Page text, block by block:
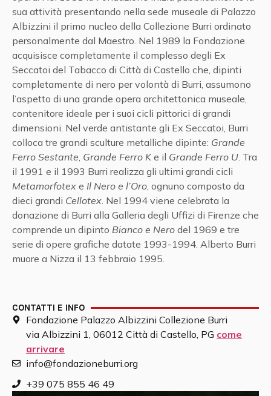
sua attività presentando nella sede museale di Palazzo
Albizzini il primo nucleo della Collezione Burri ordinato
personalmente dal Maestro. Nel 1989 la Fondazione
acquisisce completamente il complesso degli Ex
Seccatoi del Tabacco di Città di Castello che, dipinti
completamente di nero per volontà di Burri, assumono
l’aspetto di una grande opera architettonica museale,
contenitore ideale per i suoi cicli pittorici di grandi
dimensioni. Nel verde antistante gli Ex Seccatoi, Burri
colloca tre grandi sculture metalliche dipinte: Grande
Ferro Sestante, Grande Ferro K e il Grande Ferro U. Tra
il 1991 e il 1993 Burri realizza gli ultimi grandi cicli
Metamorfotex e Il Nero e l’Oro, ognuno composto da
dieci grandi Cellotex. Nel 1994 viene celebrata la
donazione di Burri alla Galleria degli Uffizi di Firenze che
comprende un dipinto Bianco e Nero del 1969 e tre
serie di opere grafiche datate 1993-1994. Alberto Burri
muore a Nizza il 13 febbraio 1995.
CONTATTI E INFO
Fondazione Palazzo Albizzini Collezione Burri
via Albizzini 1, 06012 Città di Castello, PG come
arrivare
info@fondazioneburri.org
+39 075 855 46 49